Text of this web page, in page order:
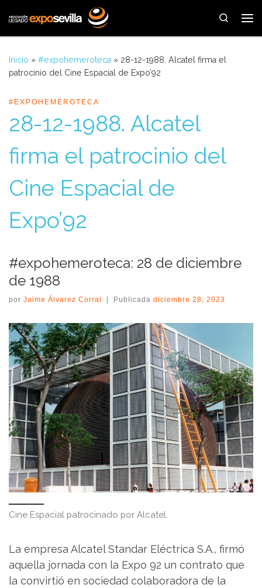
Saltar al contenido
Search
Inicio » #expohemeroteca » 28-12-1988. Alcatel firma el
patrocinio del Cine Espacial de Expo’92
#EXPOHEMEROTECA
28-12-1988. Alcatel
firma el patrocinio del
Cine Espacial de
Expo’92
#expohemeroteca: 28 de diciembre
de 1988
por Jaime Álvarez Corral Publicada diciembre 28, 2023
Cine Espacial patrocinado por Alcatel.
La empresa Alcatel Standar Eléctrica S.A., firmó
aquella jornada con la Expo 92 un contrato que
la convirtió en sociedad colaboradora de la